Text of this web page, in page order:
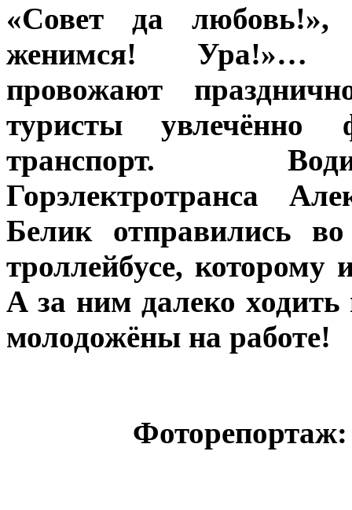
«Совет да
женимся! Ура!»…
провожают
туристы увлечённо
транспорт.
Горэлектротранса
Белик отправились
троллейбусе,
А за ним далеко
молодожёны на работе!